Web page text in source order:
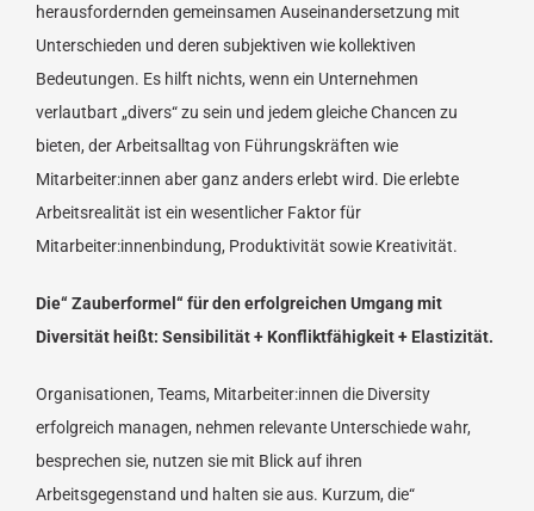
herausfordernden gemeinsamen Auseinandersetzung mit
Unterschieden und deren subjektiven wie kollektiven
Bedeutungen. Es hilft nichts, wenn ein Unternehmen
verlautbart „divers“ zu sein und jedem gleiche Chancen zu
bieten, der Arbeitsalltag von Führungskräften wie
Mitarbeiter:innen aber ganz anders erlebt wird. Die erlebte
Arbeitsrealität ist ein wesentlicher Faktor für
Mitarbeiter:innenbindung, Produktivität sowie Kreativität.
Die“ Zauberformel“ für den erfolgreichen Umgang mit
Diversität heißt: Sensibilität + Konfliktfähigkeit + Elastizität.
Organisationen, Teams, Mitarbeiter:innen die Diversity
erfolgreich managen, nehmen relevante Unterschiede wahr,
besprechen sie, nutzen sie mit Blick auf ihren
Arbeitsgegenstand und halten sie aus. Kurzum, die“